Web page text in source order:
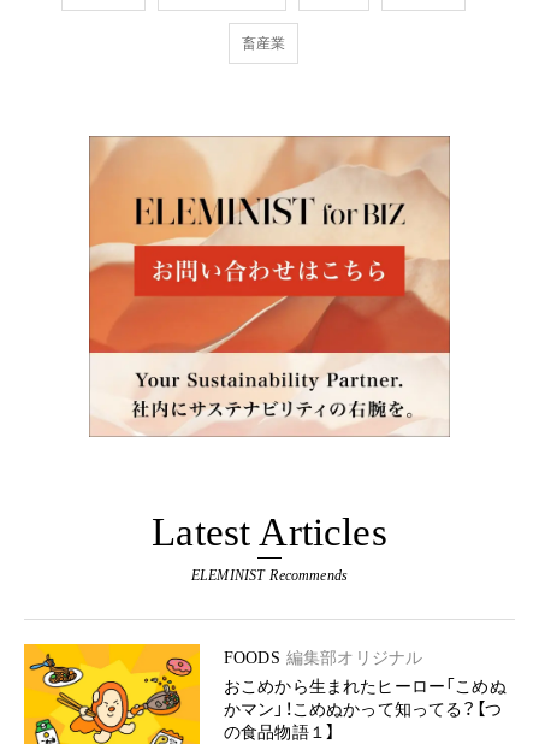
畜産業
Latest Articles
ELEMINIST Recommends
FOODS 編集部オリジナル
おこめから生まれたヒーロー「こめぬ
かマン」！こめぬかって知ってる？【つ
の食品物語１】